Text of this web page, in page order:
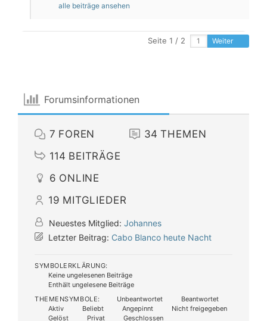
alle beiträge ansehen
Seite 1 / 2 Weiter
Forumsinformationen
7 FOREN 34 THEMEN
114 BEITRÄGE
6 ONLINE
19 MITGLIEDER
Neuestes Mitglied: Johannes
Letzter Beitrag: Cabo Blanco heute Nacht
SYMBOLERKLÄRUNG:
Keine ungelesenen Beiträge
Enthält ungelesene Beiträge
THEMENSYMBOLE:
Unbeantwortet
Beantwortet
Aktiv
Beliebt Angepinnt
Nicht freigegeben
Gelöst
Privat Geschlossen